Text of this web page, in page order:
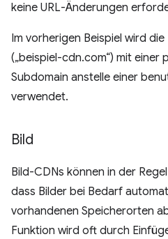
keine URL-Änderungen
Im vorherigen Beispiel wird
(„beispiel-cdn.com“) mit einer
Subdomain anstelle einer
verwendet.
Bild
Bild-CDNs können in der
dass Bilder bei Bedarf
vorhandenen Speicherorten
Funktion wird oft durch